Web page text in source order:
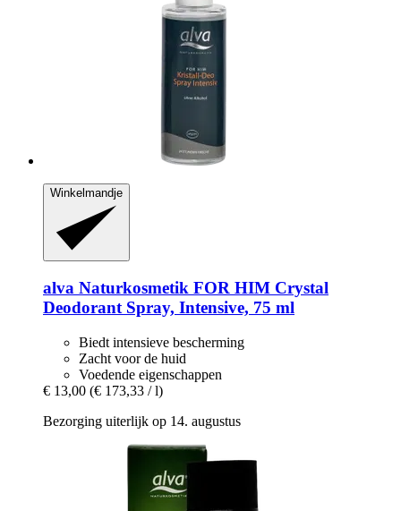
Winkelmandje
alva Naturkosmetik FOR HIM Crystal
Deodorant Spray, Intensive, 75 ml
Biedt intensieve bescherming
Zacht voor de huid
Voedende eigenschappen
€ 13,00 (€ 173,33 / l)
Bezorging uiterlijk op 14. augustus